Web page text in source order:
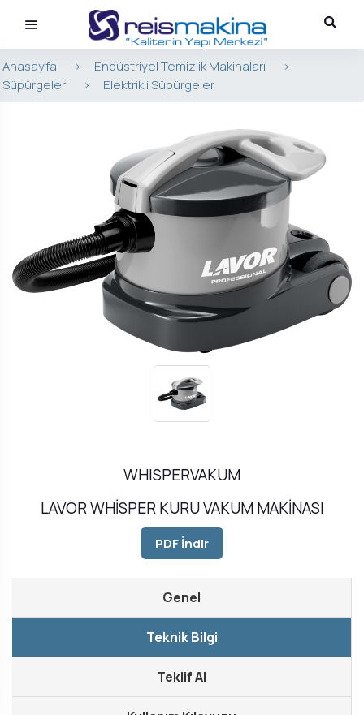
Anasayfa > Endüstriyel Temizlik Makinaları
>
Süpürgeler
> Elektrikli Süpürgeler
WHISPERVAKUM
LAVOR WHİSPER KURU VAKUM MAKİNASI
PDF İndir
Genel
Teknik Bilgi
Teklif Al